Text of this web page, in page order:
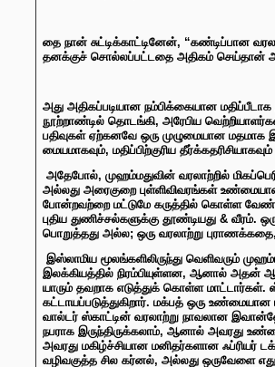
தை நான் சுட்டிக்காட்டினேன், “கண்டிப்பான
தனக்குச் சொல்லப்பட்டதை அதிகம் செய்தான்
அது அதிகப்படியான நம்பிக்கையான
நூற்றாண்டில் தொடங்கி, அரேபிய
பதிவுகள் ஏற்கனவே ஒரு முழுமையான மதமாக
மையமாகவும், மதிப்பிற்குரிய
அதேபோல், முஹம்மதுவின் வரலாற்றில்
அல்லது அரைகுறை புள்ளிவிவரங்கள்
போன்றவற்றை மட்டுமே கருத்தில் கொள்ள
புதிய துணிச்சல்களுக்கு தூண்டியது & வீரம்.
பொறுத்தது அல்ல; ஒரு வரலாற்று
இஸ்லாமிய மூலங்களிலிருந்து வெளிவரும்
இலக்கியத்தில் நிரம்பியுள்ளன, ஆனால் அதன்
யாரும் தவறாக எடுத்துக் கொள்ள மாட்டார்கள்.
கட்டாயப்படுத்துகிறார். மக்பத் ஒரு உண்மையான
வால்டர் ஸ்காட்டின் வரலாற்று நாவலான
நபராக இருந்திருக்கலாம், ஆனால் அவரது
அவரது மகிழ்ச்சியான மனிதர்களான ஃப்ரியர்
வழிவகுத்த சில கர்னல், அல்லது ஒருவேளை